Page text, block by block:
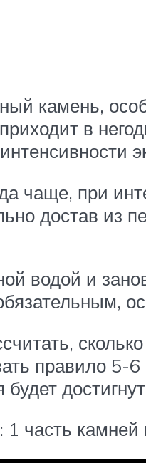
камень,
в
чаще, при
достав из
водой и
правило
достигнут
часть